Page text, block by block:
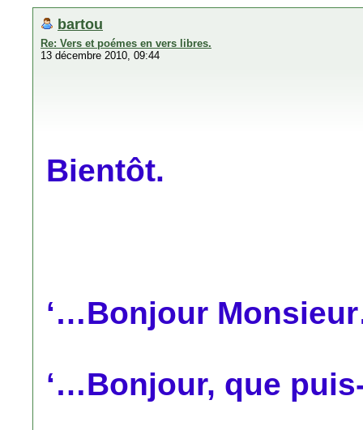
bartou
Re: Vers et poémes en vers libres.
13 décembre 2010, 09:44
Bientôt.
‘…Bonjour
‘…Bonjour, que